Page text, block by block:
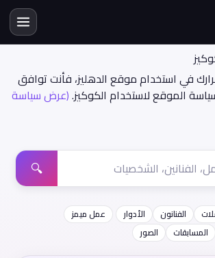
في استخدام موقع الدهليز، فأنت توافق
الموقع لاستخدام الكوكيز.(عرض سياسة
🔍
الفنانون الأدوار
عمل ميمز
المسابقات الصور